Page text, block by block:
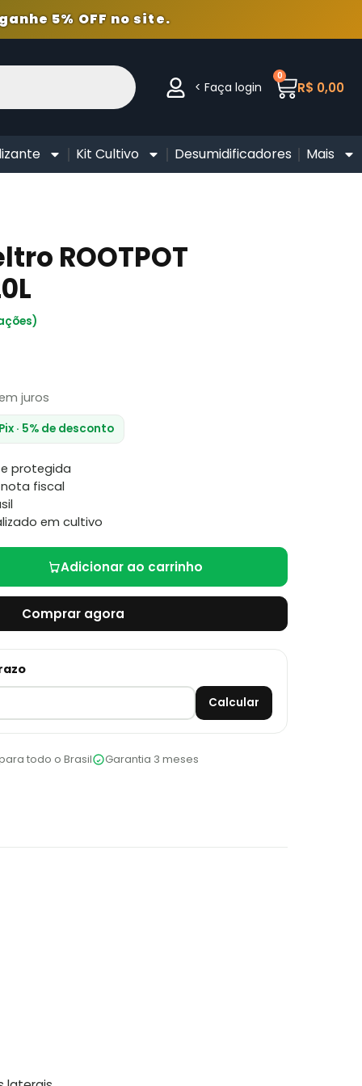
5% OFF no site.
< Faça login R$ 0,00
0
Kit Cultivo Desumidificadores Mais
ROOTPOT
juros
· 5% de desconto
e protegida
fiscal
em cultivo
Adicionar ao carrinho
Comprar agora
Calcular
todo o Brasil Garantia 3 meses